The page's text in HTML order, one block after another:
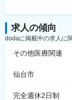
求人の傾向
dodaに掲載中の求人に
その他医療関連
仙台市
完全週休2日制